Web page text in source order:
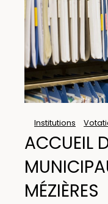
Institutions
ACCUEIL
MÉZIÈRES